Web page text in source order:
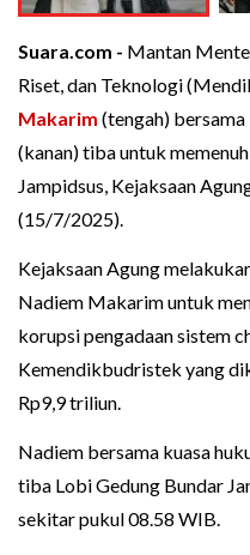
Suara.com - Mantan
Riset, dan Teknologi
Makarim (tengah)
(kanan) tiba untuk
Jampidsus, Kejaksaan
(15/7/2025).
Kejaksaan Agung
Nadiem Makarim untuk
korupsi pengadaan sistem
Kemendikbudristek yang
Rp9,9 triliun.
Nadiem bersama kuasa
tiba Lobi Gedung Bundar
sekitar pukul 08.58 WIB.